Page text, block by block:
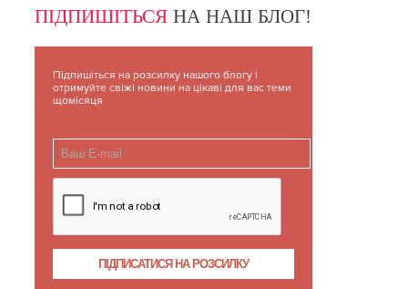
ПІДПИШІТЬСЯ НА НАШ БЛОГ!
Підпишіться на розсилку нашого блогу і
отримуйте свіжі новини на цікаві для вас теми
щомісяця